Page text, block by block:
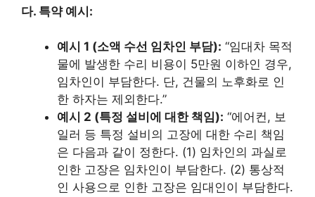
다. 특약 예시:
예시 1 (소액 수선 임차인 부담): “임대차 목적
물에 발생한 수리 비용이 5만원 이하인 경우,
임차인이 부담한다. 단, 건물의 노후화로 인
한 하자는 제외한다.”
예시 2 (특정 설비에 대한 책임): “에어컨, 보
일러 등 특정 설비의 고장에 대한 수리 책임
은 다음과 같이 정한다. (1) 임차인의 과실로
인한 고장은 임차인이 부담한다. (2) 통상적
인 사용으로 인한 고장은 임대인이 부담한다.